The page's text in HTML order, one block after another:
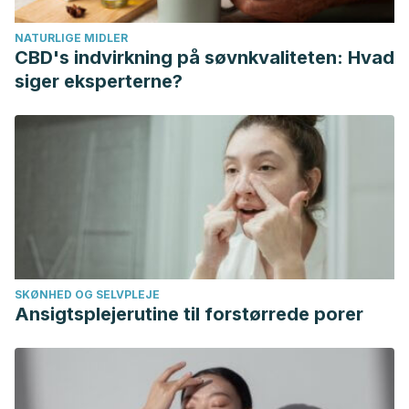
https://doi.org/10.1049/mnl.2011.0310
Gómez de Terreros, M. (2006). Maltrato psicológico. Cuad
https://doi.org/10.4321/S1135-
76062006000100008
Rey Anacona, C. A. (2009). Maltrato de tipo físico,
psicológico, emocional, sexual y económico en el
noviazgo: un estudio exploratorio. Acta Colombiana de
NATURLIGE MIDLER
CBD's indvirkning på søvnkvaliteten: Hvad
siger eksperterne?
SKØNHED OG SELVPLEJE
Ansigtsplejerutine til forstørrede porer